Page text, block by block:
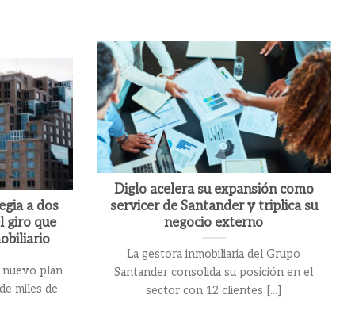
Diglo acelera su expansión como
servicer de Santander y triplica su
negocio externo
La gestora inmobiliaria del Grupo
Santander consolida su posición en el
sector con 12 clientes [...]
a dos
giro que
nuevo plan
miles de